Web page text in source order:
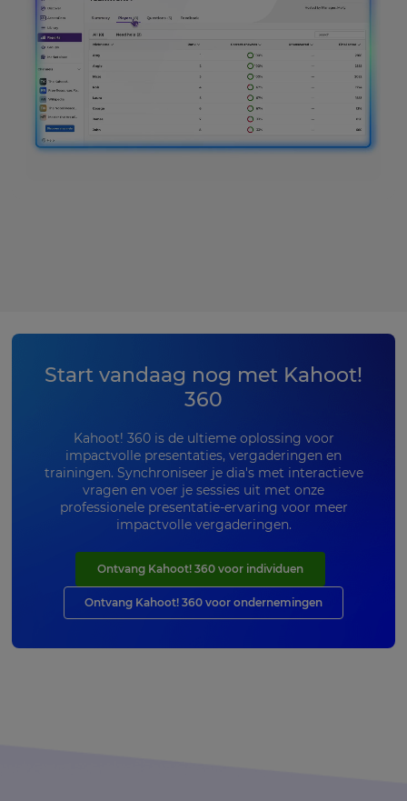
Start vandaag nog met Kahoot!
360
Kahoot! 360 is de ultieme oplossing voor
impactvolle presentaties, vergaderingen en
trainingen. Synchroniseer je dia's met interactieve
vragen en voer je sessies uit met onze
professionele presentatie-ervaring voor meer
impactvolle vergaderingen.
Ontvang Kahoot! 360 voor individuen
Ontvang Kahoot! 360 voor ondernemingen